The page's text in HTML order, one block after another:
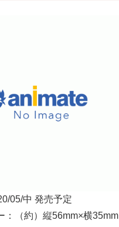
05/中 発売予定
：（約）縦56mm×横35mm